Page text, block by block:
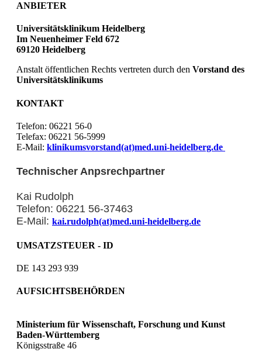
ANBIETER
Universitätsklinikum Heidelberg
Im Neuenheimer Feld 672
69120 Heidelberg
Anstalt öffentlichen Rechts vertreten durch den Vorstand des
Universitätsklinikums
KONTAKT
Telefon: 06221 56-0
Telefax: 06221 56-5999
E-Mail: klinikumsvorstand(at)med.uni-heidelberg.de
Technischer Anpsrechpartner
Kai Rudolph
Telefon: 06221 56-37463
E-Mail: kai.rudolph(at)med.uni-heidelberg.de
UMSATZSTEUER - ID
DE 143 293 939
AUFSICHTSBEHÖRDEN
Ministerium für Wissenschaft, Forschung und Kunst
Baden-Württemberg
Königsstraße 46